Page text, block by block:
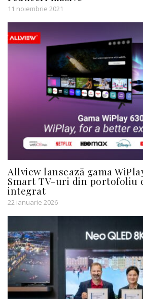
11 noiembrie 2021
Allview lansează gama
Smart TV-uri din portofoliu
integrat
22 ianuarie 2026